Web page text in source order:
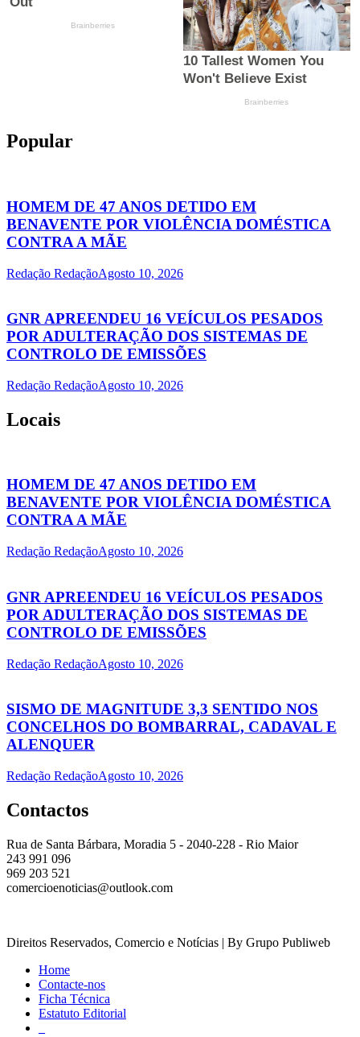
Popular
HOMEM DE 47 ANOS DETIDO EM
BENAVENTE POR VIOLÊNCIA DOMÉSTICA
CONTRA A MÃE
Redação RedaçãoAgosto 10, 2026
GNR APREENDEU 16 VEÍCULOS PESADOS
POR ADULTERAÇÃO DOS SISTEMAS DE
CONTROLO DE EMISSÕES
Redação RedaçãoAgosto 10, 2026
Locais
HOMEM DE 47 ANOS DETIDO EM
BENAVENTE POR VIOLÊNCIA DOMÉSTICA
CONTRA A MÃE
Redação RedaçãoAgosto 10, 2026
GNR APREENDEU 16 VEÍCULOS PESADOS
POR ADULTERAÇÃO DOS SISTEMAS DE
CONTROLO DE EMISSÕES
Redação RedaçãoAgosto 10, 2026
SISMO DE MAGNITUDE 3,3 SENTIDO NOS
CONCELHOS DO BOMBARRAL, CADAVAL E
ALENQUER
Redação RedaçãoAgosto 10, 2026
Contactos
Rua de Santa Bárbara, Moradia 5 - 2040-228 - Rio Maior
243 991 096
969 203 521
comercioenoticias@outlook.com
Direitos Reservados, Comercio e Notícias | By Grupo Publiweb
Home
Contacte-nos
Ficha Técnica
Estatuto Editorial